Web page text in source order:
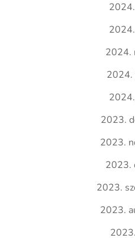
2024.
2024.
2023.
2023.
2023.
2023.
2023.